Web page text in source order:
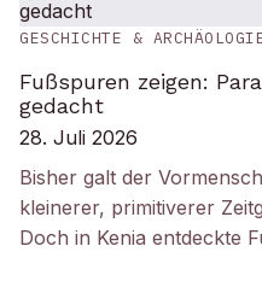
GESCHICHTE &
Fußspuren zeigen:
gedacht
28. Juli 2026
Bisher galt der
kleinerer, primitiverer
Doch in Kenia entdeckte